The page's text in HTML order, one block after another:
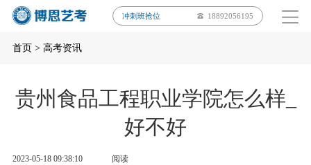
冲刺班抢位 18892056195
首页> 高考资讯
贵州食品工程职业学院怎么样_
好不好
2023-05-18 09:38:10 阅读